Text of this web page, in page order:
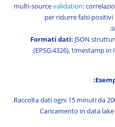
multi-sourcevalidation:
per ridurre falsi positivi
Formati dati: JSON
(EPSG:4326), timestamp
Raccolta dati ogni 15 minuti da
Caricamento in data